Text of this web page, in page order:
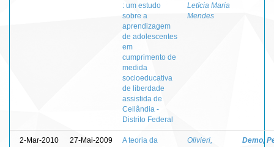
: um estudo
sobre a
aprendizagem
de adolescentes
em
cumprimento de
medida
socioeducativa
de liberdade
assistida de
Ceilândia -
Distrito Federal
Letícia Maria
Mendes
2-Mar-2010 27-Mai-2009
A teoria da
Olivieri,
Demo,